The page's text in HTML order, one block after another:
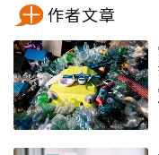
作者文章